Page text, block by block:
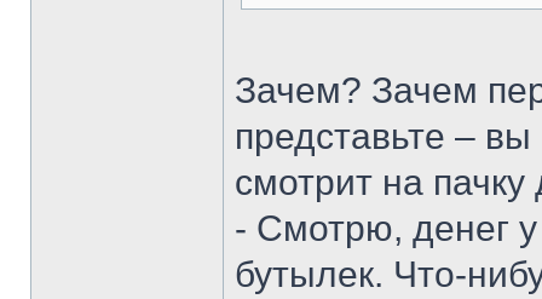
Зачем? Зачем
представьте –
смотрит на
- Смотрю, денег у
бутылек. Что-